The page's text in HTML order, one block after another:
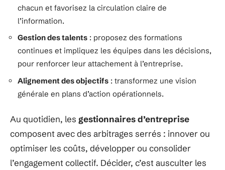
chacun et favorisez la circulation claire de
l’information.
Gestion des talents : proposez des formations
continues et impliquez les équipes dans les décisions,
pour renforcer leur attachement à l’entreprise.
Alignement des objectifs : transformez une vision
générale en plans d’action opérationnels.
Au quotidien, les gestionnaires d’entreprise
composent avec des arbitrages serrés : innover ou
optimiser les coûts, développer ou consolider
l’engagement collectif. Décider, c’est ausculter les